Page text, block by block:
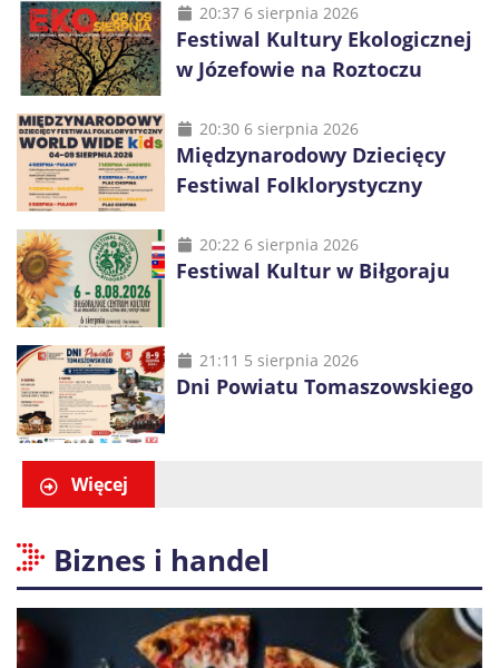
20:37 6 sierpnia 2026
Festiwal Kultury Ekologicznej
w Józefowie na Roztoczu
20:30 6 sierpnia 2026
Międzynarodowy Dziecięcy
Festiwal Folklorystyczny
20:22 6 sierpnia 2026
Festiwal Kultur w Biłgoraju
21:11 5 sierpnia 2026
Dni Powiatu Tomaszowskiego
Więcej
Biznes i handel